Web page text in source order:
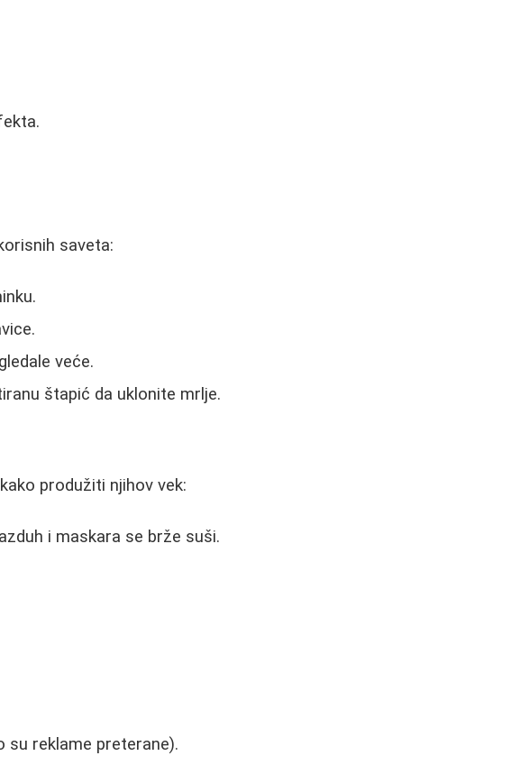
saveta:
veće.
štapić da uklonite mrlje.
produžiti njihov vek:
i maskara se brže suši.
su reklame preterane).